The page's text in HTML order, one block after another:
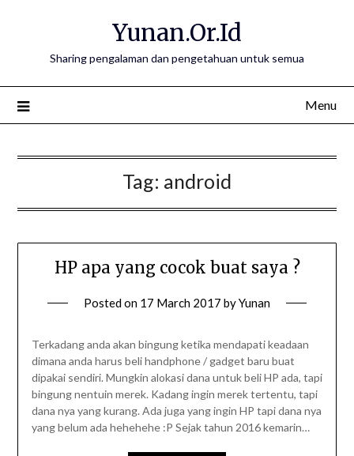
Yunan.Or.Id
Sharing pengalaman dan pengetahuan untuk semua
Menu
Tag: android
HP apa yang cocok buat saya ?
Posted on 17 March 2017 byYunan
Terkadang anda akan bingung ketika mendapati keadaan
dimana anda harus beli handphone / gadget baru buat
dipakai sendiri. Mungkin alokasi dana untuk beli HP ada, tapi
bingung nentuin merek. Kadang ingin merek tertentu, tapi
dana nya yang kurang. Ada juga yang ingin HP tapi dana nya
yang belum ada hehehehe :P Sejak tahun 2016 kemarin…